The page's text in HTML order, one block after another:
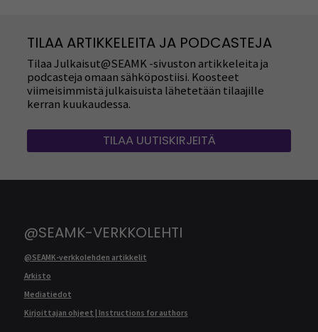
TILAA ARTIKKELEITA JA PODCASTEJA
Tilaa Julkaisut@SEAMK -sivuston artikkeleita ja
podcasteja omaan sähköpostiisi. Koosteet
viimeisimmistä julkaisuista lähetetään tilaajille
kerran kuukaudessa.
TILAA UUTISKIRJEITÄ
@SEAMK-VERKKOLEHTI
@SEAMK-verkkolehden artikkelit
Arkisto
Mediatiedot
Kirjoittajan ohjeet | Instructions for authors